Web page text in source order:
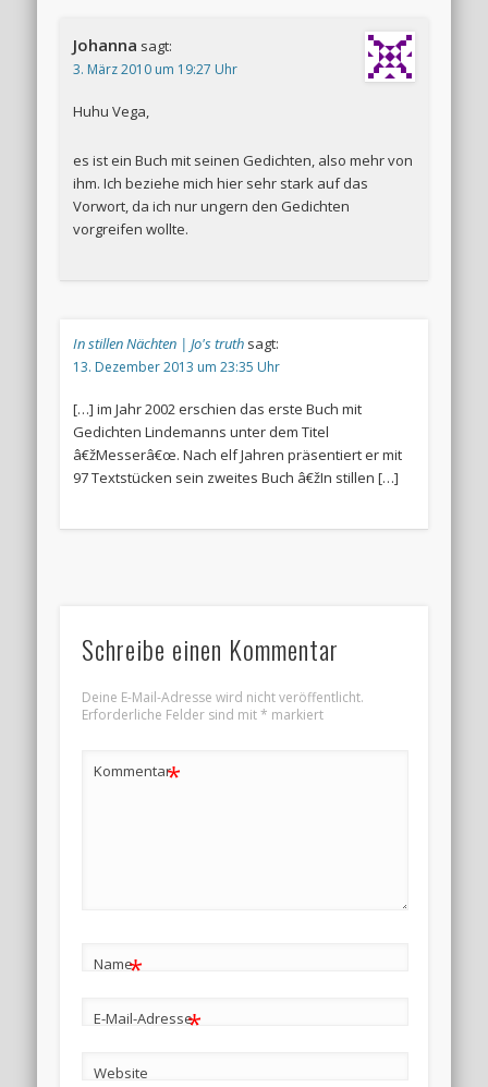
Johanna sagt:
3. März 2010 um 19:27 Uhr
Huhu Vega,
es ist ein Buch mit seinen Gedichten, also mehr von
ihm. Ich beziehe mich hier sehr stark auf das
Vorwort, da ich nur ungern den Gedichten
vorgreifen wollte.
In stillen Nächten | Jo's truth sagt:
13. Dezember 2013 um 23:35 Uhr
[…] im Jahr 2002 erschien das erste Buch mit
Gedichten Lindemanns unter dem Titel
â€žMesserâ€œ. Nach elf Jahren präsentiert er mit
97 Textstücken sein zweites Buch â€žIn stillen […]
Schreibe einen Kommentar
Deine E-Mail-Adresse wird nicht veröffentlicht.
Erforderliche Felder sind mit* markiert
Kommentar*
Name*
E-Mail-Adresse*
Website